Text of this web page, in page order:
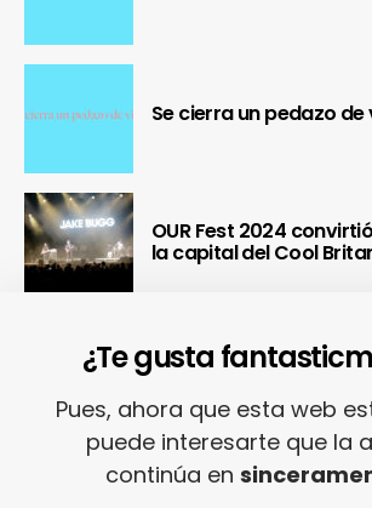
Se cierra un pedazo de
OUR Fest 2024
la capital del Cool
Nuestra crónica
de Coura 2024 no fue
Nuestra crónica del
¿Te gusta
Pues, ahora que esta web
puede interesarte que la
continúa en